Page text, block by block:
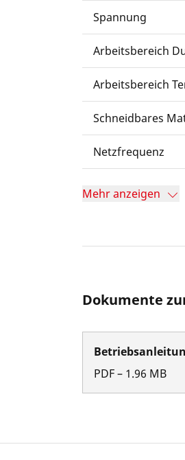
Spannung
Arbeitsbereich
Arbeitsbereich
Schneidbares
Netzfrequenz
Mehr anzeigen
Dokumente
PDF– 1.96 MB